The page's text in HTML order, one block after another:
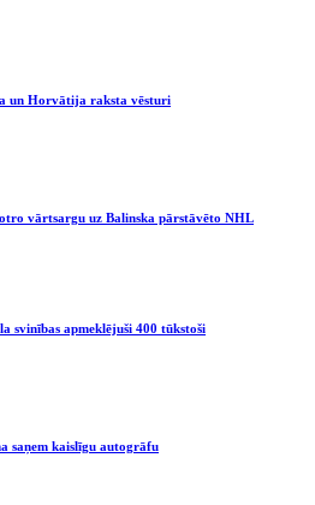
un Horvātija raksta vēsturi
vārtsargu uz Balinska pārstāvēto NHL
svinības apmeklējuši 400 tūkstoši
saņem kaislīgu autogrāfu